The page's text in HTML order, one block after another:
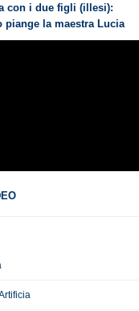
con i due figli (illesi):
piange la maestra Lucia